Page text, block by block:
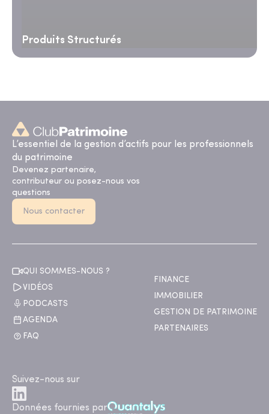
Produits Structurés
L’essentiel de la gestion d’actifs pour les professionnels
du patrimoine
Devenez partenaire,
contributeur ou posez-nous vos
questions
Nous contacter
QUI SOMMES-NOUS ?
VIDÉOS
PODCASTS
AGENDA
FAQ
FINANCE
IMMOBILIER
GESTION DE PATRIMOINE
PARTENAIRES
Suivez-nous sur
Données fournies par